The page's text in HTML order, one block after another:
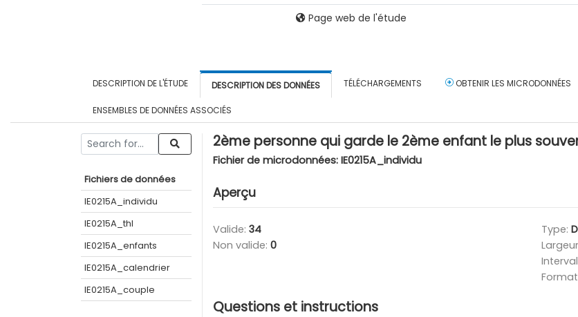
Page web de l'étude
DESCRIPTION DE L'ÉTUDE DESCRIPTION DES DONNÉES TÉLÉCHARGEMENTS OBTENIR LES MICRODONNÉES
ENSEMBLES DE DONNÉES ASSOCIÉS
Fichiers de données
IE0215A_individu
IE0215A_thl
IE0215A_enfants
IE0215A_calendrier
IE0215A_couple
2ème personne qui garde le 2ème enfant le plus
Fichier de microdonnées: IE0215A_individu
Aperçu
Valide: 34
Non valide: 0
Type:
Questions et instructions